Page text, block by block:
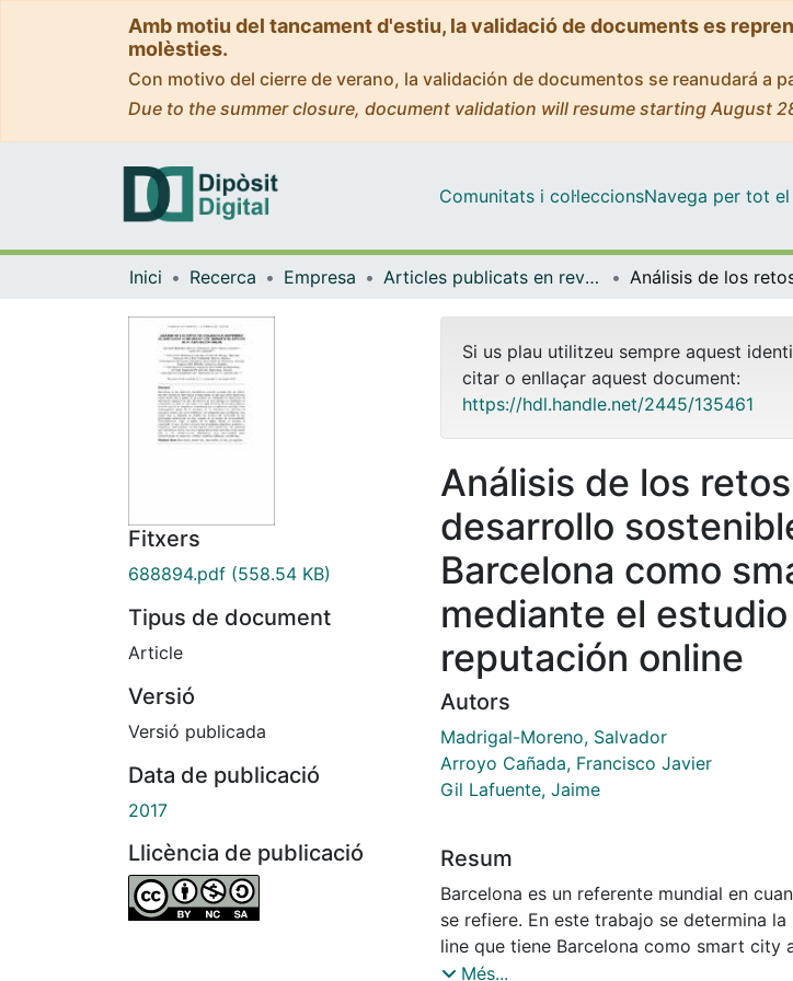
Amb motiu del tancament d'estiu, la validació de documents es
molèsties.
Con motivo del cierre de verano, la validación de documentos se reanudará a
Due to the summer closure, document validation will resume starting August
Comunitats i col·leccionsNavega per tot el
Inici Recerca Empresa Articles publicats en revistes (Empresa)
Fitxers
688894.pdf (558.54 KB)
Tipus de document
Article
Versió
Versió publicada
Data de publicació
2017
Llicència de publicació
Si us plau utilitzeu sempre aquest
citar o enllaçar aquest document:
https://hdl.handle.net/2445/135461
Análisis de los
desarrollo
Barcelona como
mediante el
reputación online
Autors
Madrigal-Moreno, Salvador
Arroyo Cañada, Francisco Javier
Gil Lafuente, Jaime
Resum
Barcelona es un referente mundial en
se refiere. En este trabajo se determina
line que tiene Barcelona como smart city
análisis de contenido de Barcelona en
Més...